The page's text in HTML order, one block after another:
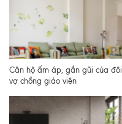
Căn hộ ấm áp, gần gũi của đôi
vợ chồng giáo viên